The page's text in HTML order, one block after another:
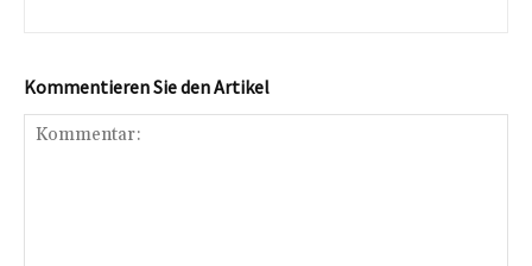
Kommentieren Sie den Artikel